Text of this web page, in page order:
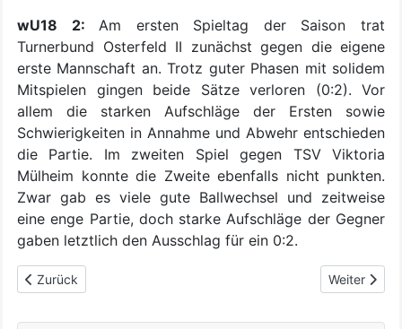
wU18 2:Am ersten Spieltag der Saison trat
Turnerbund Osterfeld II zunächst gegen die eigene
erste Mannschaft an. Trotz guter Phasen mit solidem
Mitspielen gingen beide Sätze verloren (0:2). Vor
allem die starken Aufschläge der Ersten sowie
Schwierigkeiten in Annahme und Abwehr entschieden
die Partie. Im zweiten Spiel gegen TSV Viktoria
Mülheim konnte die Zweite ebenfalls nicht punkten.
Zwar gab es viele gute Ballwechsel und zeitweise
eine enge Partie, doch starke Aufschläge der Gegner
gaben letztlich den Ausschlag für ein 0:2.
Vorheriger Beitrag: Erster Spieltag der männlichen Jugend
Zurück Nächster
Weiter